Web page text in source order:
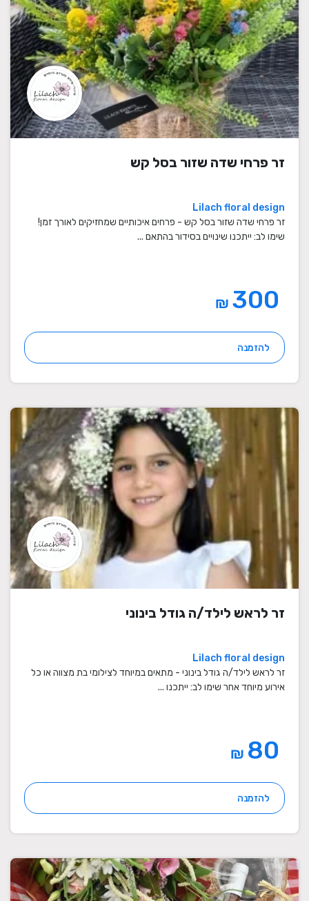
זר פרחי שדה שזור בסל קש
Lilach floral design
זר פרחי שדה שזור בסל קש - פרחים איכותיים שמחזיקים לאורך זמן!
שימו לב: ייתכנו שינויים בסידור בהתאם ...
₪
להזמנה
זר לראש לילד/ה גודל בינוני
Lilach floral design
זר לראש לילד/ה גודל בינוני - מתאים במיוחד לצילומי בת מצווה או כל
אירוע מיוחד אחר שימו לב: ייתכנו ...
₪
להזמנה